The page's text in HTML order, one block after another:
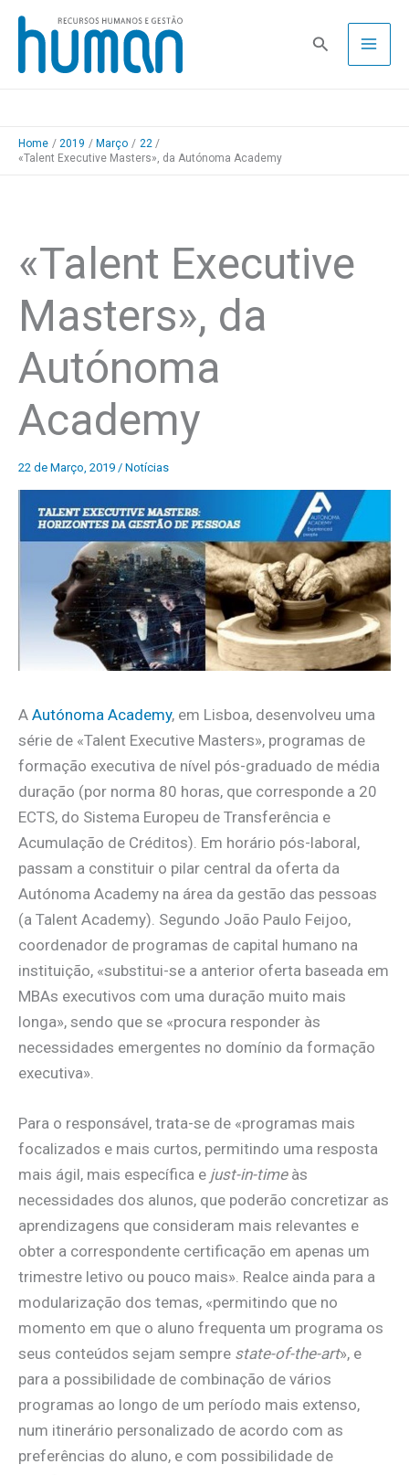
Skip
content
Pesquisa
Home 2019 Março
22
«Talent Executive Masters», da Autónoma Academy
«Talent Executive
Masters», da
Autónoma
Academy
22 de Março, 2019 / Notícias
A Autónoma Academy, em Lisboa, desenvolveu uma
série de «Talent Executive Masters», programas de
formação executiva de nível pós-graduado de média
duração (por norma 80 horas, que corresponde a 20
ECTS, do Sistema Europeu de Transferência e
Acumulação de Créditos). Em horário pós-laboral,
passam a constituir o pilar central da oferta da
Autónoma Academy na área da gestão das pessoas
(a Talent Academy). Segundo João Paulo Feijoo,
coordenador de programas de capital humano na
instituição, «substitui-se a anterior oferta baseada em
MBAs executivos com uma duração muito mais
longa», sendo que se «procura responder às
necessidades emergentes no domínio da formação
executiva».
Para o responsável, trata-se de «programas mais
focalizados e mais curtos, permitindo uma resposta
mais ágil, mais específica e just-in-timeàs
necessidades dos alunos, que poderão concretizar as
aprendizagens que consideram mais relevantes e
obter a correspondente certificação em apenas um
trimestre letivo ou pouco mais». Realce ainda para a
modularização dos temas, «permitindo que no
momento em que o aluno frequenta um programa os
seus conteúdos sejam sempre state-of-the-art», e
para a possibilidade de combinação de vários
programas ao longo de um período mais extenso,
num itinerário personalizado de acordo com as
preferências do aluno, e com possibilidade de